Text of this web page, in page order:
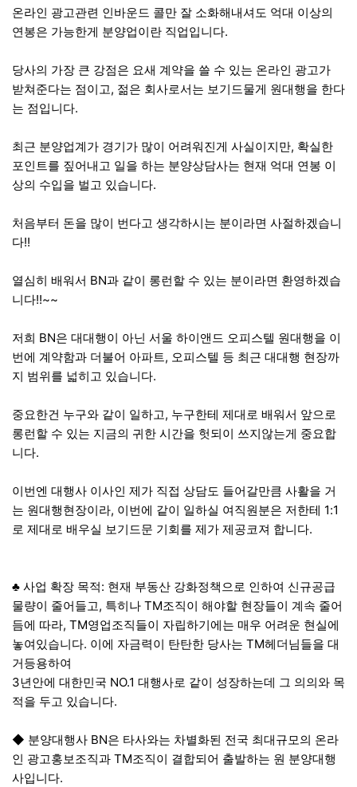
온라인 광고관련 인바운드 콜만 잘 소화해내셔도 억대 이상의
연봉은 가능한게 분양업이란 직업입니다.
당사의 가장 큰 강점은 요새 계약을 쓸 수 있는 온라인 광고가
받쳐준다는 점이고, 젊은 회사로서는 보기드물게 원대행을 한다
는 점입니다.
최근 분양업계가 경기가 많이 어려워진게 사실이지만, 확실한
포인트를 짚어내고 일을 하는 분양상담사는 현재 억대 연봉 이
상의 수입을 벌고 있습니다.
처음부터 돈을 많이 번다고 생각하시는 분이라면 사절하겠습니
다!!
열심히 배워서 BN과 같이 롱런할 수 있는 분이라면 환영하겠습
니다!!~~
저희 BN은 대대행이 아닌 서울 하이앤드 오피스텔 원대행을 이
번에 계약함과 더불어 아파트, 오피스텔 등 최근 대대행 현장까
지 범위를 넓히고 있습니다.
중요한건 누구와 같이 일하고, 누구한테 제대로 배워서 앞으로
롱런할 수 있는 지금의 귀한 시간을 헛되이 쓰지않는게 중요합
니다.
이번엔 대행사 이사인 제가 직접 상담도 들어갈만큼 사활을 거
는 원대행현장이라, 이번에 같이 일하실 여직원분은 저한테 1:1
로 제대로 배우실 보기드문 기회를 제가 제공코져 합니다.
♣ 사업 확장 목적: 현재 부동산 강화정책으로 인하여 신규공급
물량이 줄어들고, 특히나 TM조직이 해야할 현장들이 계속 줄어
듬에 따라, TM영업조직들이 자립하기에는 매우 어려운 현실에
놓여있습니다. 이에 자금력이 탄탄한 당사는 TM헤더님들을 대
거등용하여
3년안에 대한민국 NO.1 대행사로 같이 성장하는데 그 의의와 목
적을 두고 있습니다.
◆ 분양대행사 BN은 타사와는 차별화된 전국 최대규모의 온라
인 광고홍보조직과 TM조직이 결합되어 출발하는 원 분양대행
사입니다.